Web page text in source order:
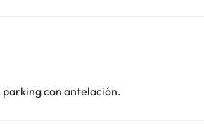
con antelación.